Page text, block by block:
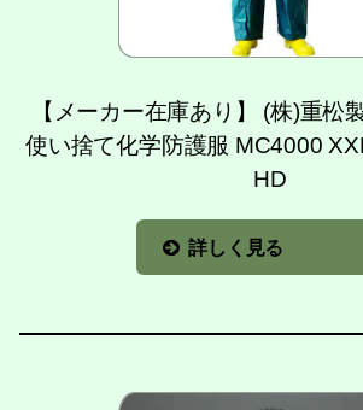
【メーカー在庫あり】 (株)重松
使い捨て化学防護服 MC4000
HD
詳しく見る